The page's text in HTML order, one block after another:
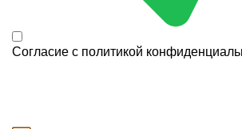
Согласие с политикой